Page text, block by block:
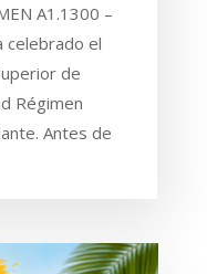
A1.1300 –
celebrado el
de
Régimen
Antes de